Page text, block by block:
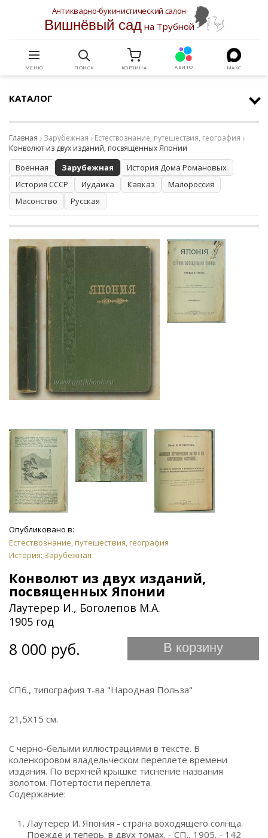
Антикварно-букинистический салон
Вишнёвый садна Трубной
МЕНЮ ПОИСК КОРЗИНА АВИТО МАКС
КАТАЛОГ
Главная Зарубежная
Естествознание, путешествия, география
Конволют из двух изданий, посвященных Японии
Военная Зарубежная
История Дома Романовых
История СССР
Иудаика Кавказ
Малороссия
Масонство
Русская
Опубликовано в:
Естествознание, путешествия, география
История: Зарубежная
Конволют из двух изданий,
посвященных Японии
Лаутерер И., Боголепов М.А.
1905 год
8 000 руб. В корзину
СПб., типография т-ва "Народная Польза"
21,5Х15 см.
С черно-белыми иллюстрациями в тексте. В
коленкоровом владельческом переплете времени
издания. По верхней крышке тиснение названия
золотом. Потертости переплета.
Содержание:
Лаутерер И. Япония - страна воходящего солнца.
Прежде и теперь. в двух томах. - СП., 1905. - 142